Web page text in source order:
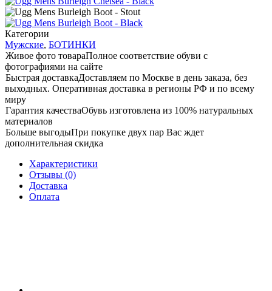
Категории
Мужские, БОТИНКИ
Живое фото товараПолное соответствие обуви с
фотографиями на сайте
Быстрая доставкаДоставляем по Москве в день заказа, без
выходных. Оперативная доставка в регионы РФ и по всему
миру
Гарантия качестваОбувь изготовлена из 100% натуральных
материалов
Больше выгодыПри покупке двух пар Вас ждет
дополнительная скидка
Характеристики
Отзывы (0)
Доставка
Оплата